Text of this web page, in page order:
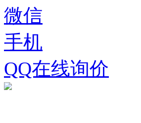
微信
手机
QQ在线询价